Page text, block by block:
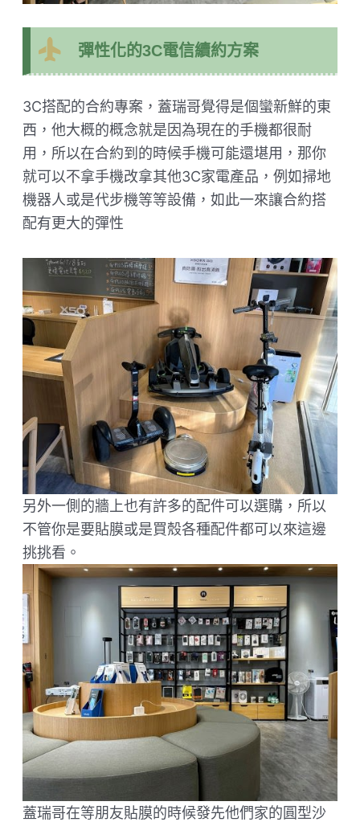
彈性化的3C電信續約方案
3C搭配的合約專案，蓋瑞哥覺得是個蠻新鮮的東
西，他大概的概念就是因為現在的手機都很耐
用，所以在合約到的時候手機可能還堪用，那你
就可以不拿手機改拿其他3C家電產品，例如掃地
機器人或是代步機等等設備，如此一來讓合約搭
配有更大的彈性
另外一側的牆上也有許多的配件可以選購，所以
不管你是要貼膜或是買殼各種配件都可以來這邊
挑挑看。
蓋瑞哥在等朋友貼膜的時候發先他們家的圓型沙